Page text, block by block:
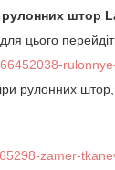
штор
цього
рулонних
zamer-